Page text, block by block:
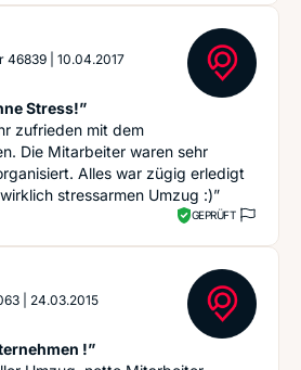
46839 10.04.2017
Stress!”
zufrieden mit dem
Die Mitarbeiter waren sehr
Alles war zügig erledigt
stressarmen Umzug :)”
GEPRÜFT
24.03.2015
!”